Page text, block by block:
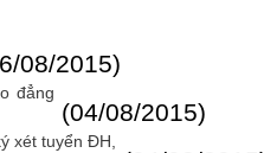
08/2015)
đẳng
(04/08/2015)
xét tuyển ĐH,